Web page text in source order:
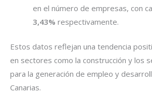
en el número de empresas, con
3,43% respectivamente.
Estos datos reflejan una tendencia
en sectores como la construcción y los
para la generación de empleo y
Canarias.